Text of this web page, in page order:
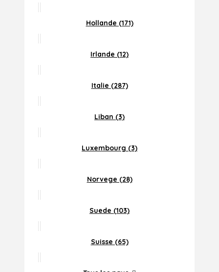
Hollande (171)
Irlande (12)
Italie (287)
Liban (3)
Luxembourg (3)
Norvege (28)
Suede (103)
Suisse (65)